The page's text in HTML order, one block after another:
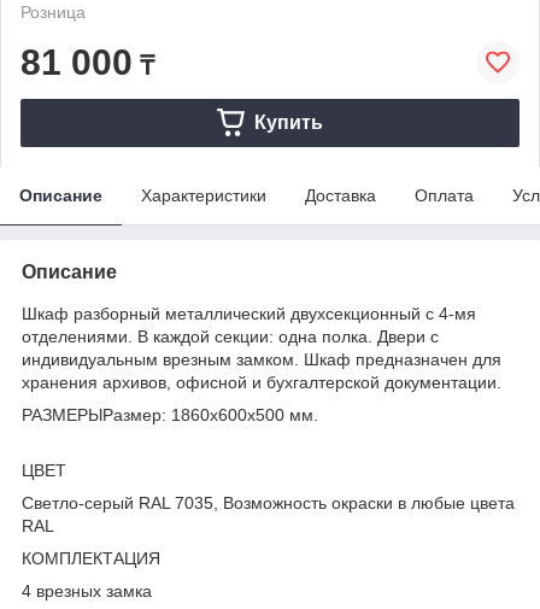
Розница
81 000 ₸
Купить
Описание Характеристики Доставка Оплата
Описание
Шкаф разборный металлический двухсекционный с 4-мя
отделениями. В каждой секции: одна полка. Двери с
индивидуальным врезным замком. Шкаф предназначен для
хранения архивов, офисной и бухгалтерской документации.
РАЗМЕРЫРазмер: 1860x600x500 мм.
ЦВЕТ
Светло-серый RAL 7035, Возможность окраски в любые цвета
RAL
КОМПЛЕКТАЦИЯ
4 врезных замка